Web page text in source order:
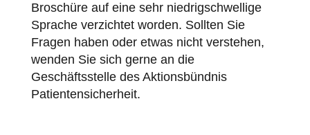
Broschüre auf eine sehr niedrigschwellige
Sprache verzichtet worden. Sollten Sie
Fragen haben oder etwas nicht verstehen,
wenden Sie sich gerne an die
Geschäftsstelle des Aktionsbündnis
Patientensicherheit.